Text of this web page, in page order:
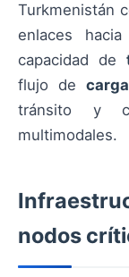
Turkmenistán
enlaces
capacidad de
flujo de carga
tránsito y
multimodales.
nodos